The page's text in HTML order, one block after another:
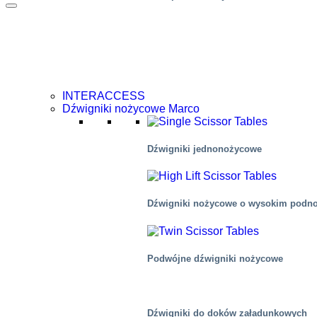
INTERACCESS
Dźwigniki nożycowe Marco
Dźwigniki jednonożycowe
Dźwigniki nożycowe o wysokim
Podwójne dźwigniki nożycowe
Dźwigniki do doków załadunkowych